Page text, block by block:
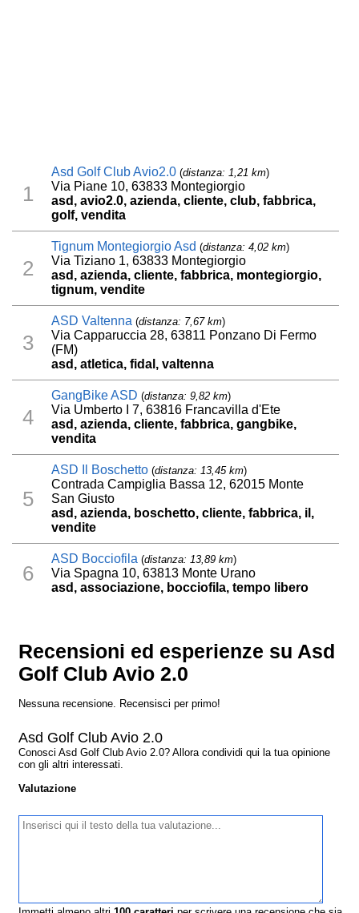
1
Asd Golf Club Avio2.0 (distanza: 1,21 km)
Via Piane 10, 63833 Montegiorgio
asd, avio2.0, azienda, cliente, club, fabbrica,
golf, vendita
2
Tignum Montegiorgio Asd (distanza: 4,02 km)
Via Tiziano 1, 63833 Montegiorgio
asd, azienda, cliente, fabbrica, montegiorgio,
tignum, vendite
3
ASD Valtenna (distanza: 7,67 km)
Via Capparuccia 28, 63811 Ponzano Di Fermo
(FM)
asd, atletica, fidal, valtenna
4
GangBike ASD (distanza: 9,82 km)
Via Umberto I 7, 63816 Francavilla d'Ete
asd, azienda, cliente, fabbrica, gangbike,
vendita
5
ASD Il Boschetto (distanza: 13,45 km)
Contrada Campiglia Bassa 12, 62015 Monte
San Giusto
asd, azienda, boschetto, cliente, fabbrica, il,
vendite
6
ASD Bocciofila (distanza: 13,89 km)
Via Spagna 10, 63813 Monte Urano
asd, associazione, bocciofila, tempo libero
Recensioni ed esperienze su Asd
Golf Club Avio 2.0
Nessuna recensione. Recensisci per primo!
Asd Golf Club Avio 2.0
Conosci Asd Golf Club Avio 2.0? Allora condividi qui la tua opinione
con gli altri interessati.
Valutazione